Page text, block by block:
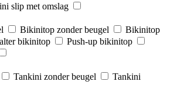
slip met omslag
Bikinitop zonder beugel
Bikinitop
bikinitop
Push-up bikinitop
Tankini zonder beugel
Tankini